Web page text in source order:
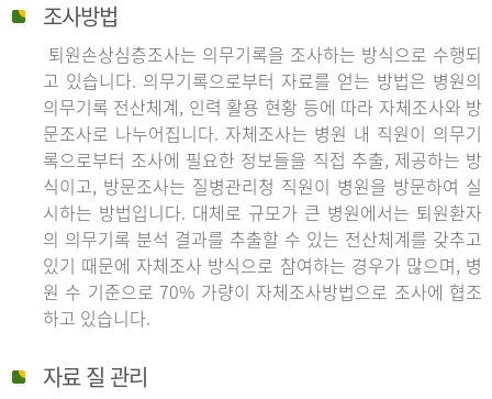
조사방법
퇴원손상심층조사는 의무기록을 조사하는 방식으로 수행되
고 있습니다. 의무기록으로부터 자료를 얻는 방법은 병원의
의무기록 전산체계, 인력 활용 현황 등에 따라 자체조사와 방
문조사로 나누어집니다. 자체조사는 병원 내 직원이 의무기
록으로부터 조사에 필요한 정보들을 직접 추출, 제공하는 방
식이고, 방문조사는 질병관리청 직원이 병원을 방문하여 실
시하는 방법입니다. 대체로 규모가 큰 병원에서는 퇴원환자
의 의무기록 분석 결과를 추출할 수 있는 전산체계를 갖추고
있기 때문에 자체조사 방식으로 참여하는 경우가 많으며, 병
원 수 기준으로 70% 가량이 자체조사방법으로 조사에 협조
하고 있습니다.
자료 질 관리